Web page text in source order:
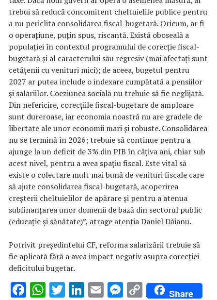
trebui să reducă concomitent cheltuielile publice pentru
a nu periclita consolidarea fiscal-bugetară. Oricum, ar fi
o operaţiune, puţin spus, riscantă. Există oboseală a
populaţiei în contextul programului de corecţie fiscal-
bugetară şi al caracterului său regresiv (mai afectaţi sunt
cetăţenii cu venituri mici); de aceea, bugetul pentru
2027 ar putea include o indexare cumpătată a pensiilor
şi salariilor. Coeziunea socială nu trebuie să fie neglijată.
Din nefericire, corecţiile fiscal-bugetare de amploare
sunt dureroase, iar economia noastră nu are gradele de
libertate ale unor economii mari şi robuste. Consolidarea
nu se termină în 2026; trebuie să continue pentru a
ajunge la un deficit de 3% din PIB în câţiva ani, chiar sub
acest nivel, pentru a avea spaţiu fiscal. Este vital să
existe o colectare mult mai bună de venituri fiscale care
să ajute consolidarea fiscal-bugetară, acoperirea
creşterii cheltuielilor de apărare şi pentru a atenua
subfinanţarea unor domenii de bază din sectorul public
(educaţie şi sănătate)”, atrage atenţia Daniel Dăianu.
Potrivit preşedintelui CF, reforma salarizării trebuie să
fie aplicată fără a avea impact negativ asupra corecţiei
deficitului bugetar.
F W T Li E M C Share